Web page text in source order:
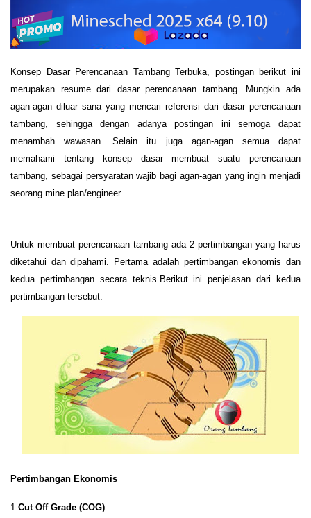
Konsep Dasar Perencanaan Tambang Terbuka, postingan berikut ini
merupakan resume dari dasar perencanaan tambang. Mungkin ada
agan-agan diluar sana yang mencari referensi dari dasar perencanaan
tambang, sehingga dengan adanya postingan ini semoga dapat
menambah wawasan . Selain itu juga agan-agan semua dapat
memahami tentang konsep dasar membuat suatu perencanaan
tambang, sebagai persyaratan wajib bagi agan-agan yang ingin menjadi
seorang mine plan/engineer.
Untuk membuat perencanaan tambang ada 2 pertimbangan yang harus
diketahui dan dipahami. Pertama adalah pertimbangan ekonomis dan
kedua pertimbangan secara teknis.Berikut ini penjelasandari
kedua
pertimbangan tersebut.
Pertimbangan E konomis
1 Cut Off Grade (COG)